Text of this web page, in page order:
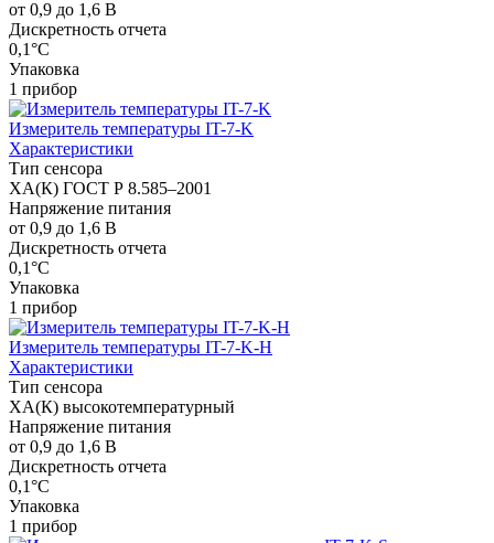
от 0,9 до 1,6 В
Дискретность отчета
0,1°C
Упаковка
1 прибор
Измеритель температуры IT-7-K
Характеристики
Тип сенсора
XA(К) ГОСТ Р 8.585–2001
Напряжение питания
от 0,9 до 1,6 В
Дискретность отчета
0,1°C
Упаковка
1 прибор
Измеритель температуры IT-7-K-H
Характеристики
Тип сенсора
ХА(К) высокотемпературный
Напряжение питания
от 0,9 до 1,6 В
Дискретность отчета
0,1°C
Упаковка
1 прибор